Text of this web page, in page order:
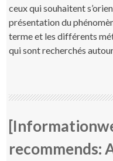
ceux qui souhaitent
présentation du
terme et les différents
qui sont recherchés
recommends: